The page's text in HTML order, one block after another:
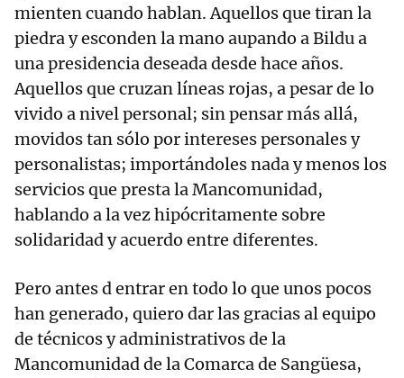
mienten cuando hablan. Aquellos que tiran la
piedra y esconden la mano aupando a Bildu a
una presidencia deseada desde hace años.
Aquellos que cruzan líneas rojas, a pesar de lo
vivido a nivel personal; sin pensar más allá,
movidos tan sólo por intereses personales y
personalistas; importándoles nada y menos los
servicios que presta la Mancomunidad,
hablando a la vez hipócritamente sobre
solidaridad y acuerdo entre diferentes.
Pero antes d entrar en todo lo que unos pocos
han generado, quiero dar las gracias al equipo
de técnicos y administrativos de la
Mancomunidad de la Comarca de Sangüesa,